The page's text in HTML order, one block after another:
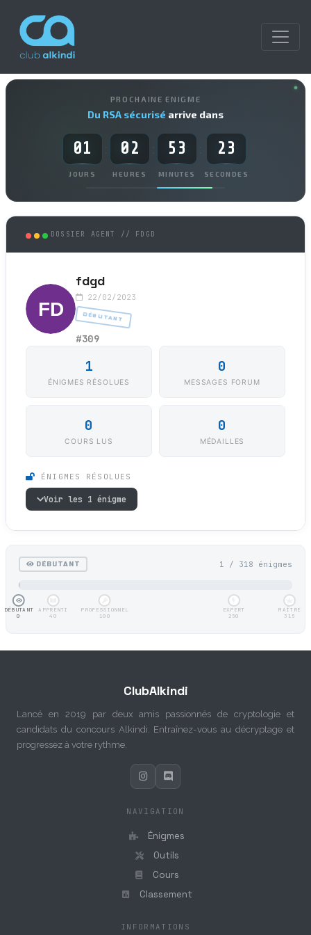
PROCHAINE ENIGME
Du RSA sécurisé arrive dans
01
JOURS
02
HEURES
: 53
MINUTES
23
SECONDES
DOSSIER AGENT // FDGD
fdgd
22/02/2023
DÉBUTANT
#309
1
ÉNIGMES RÉSOLUES
0
MESSAGES FORUM
0
COURS LUS
0
MÉDAILLES
ÉNIGMES RÉSOLUES
Voir les 1 énigme
DÉBUTANT 1 / 318 énigmes
DÉBUTANT
0
APPRENTI
40
PROFESSIONNEL
100
EXPERT
250
MAÎTRE
315
ClubAlkindi
Lancé en 2019 par deux amis passionnés de cryptologie et
candidats du concours Alkindi. Entraînez-vous au décryptage et
progressez à votre rythme.
NAVIGATION
Énigmes
Outils
Cours
Classement
INFORMATIONS